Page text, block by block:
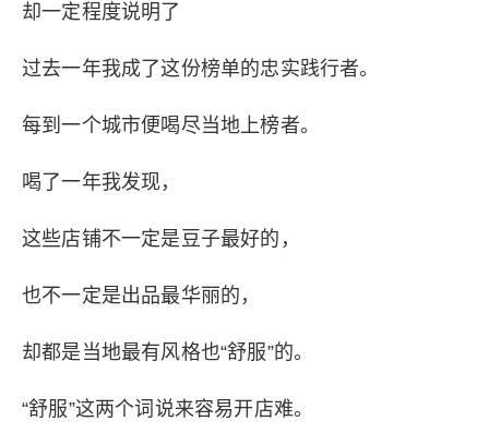
却一定程度说明了
过去一年我成了这份榜单的忠实践行者。
每到一个城市便喝尽当地上榜者。
喝了一年我发现，
这些店铺不一定是豆子最好的，
也不一定是出品最华丽的，
却都是当地最有风格也“舒服”的。
“舒服”这两个词 说来容易开店难。